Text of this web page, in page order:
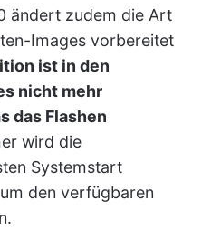
ändert zudem die Art
Images vorbereitet
ist in den
nicht mehr
das Flashen
wird die
Systemstart
den verfügbaren